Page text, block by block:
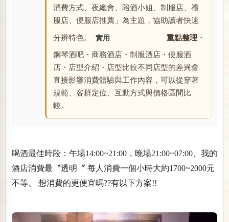
消費方式、夜總會、陪酒小姐、制服店、禮
服店、便服店推薦」為主題，協助讀者快速
分辨特色。 實用 重點整理・
鋼琴酒吧・商務酒店・制服酒店・便服酒
店・店型介紹・店型比較不同店型的差異會
直接影響消費體驗與工作內容，可以從穿著
規範、客群定位、互動方式與價格區間比
較。
喝酒最佳時段：午場14:00~21:00，晚場21:00~07:00、我的
酒店消費最〝透明〞 每人消費一個小時大約1700~2000元
不等、 想消費的更便宜嗎??有以下方案!!